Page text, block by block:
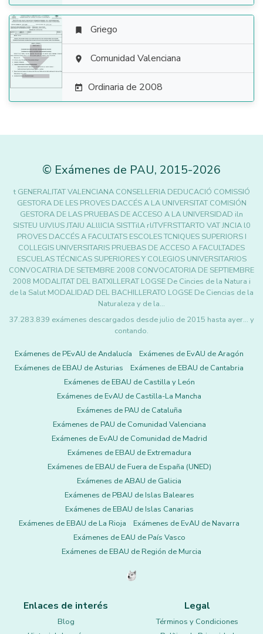

 Griego
 Comunidad Valenciana
 Ordinaria de 2008
© Exámenes de PAU, 2015-2026
t GENERALITAT VALENCIANA CONSELLERIA DEDUCACIÓ COMISSIÓ
GESTORA DE LES PROVES DACCÉS A LA UNIVERSITAT COMISIÓN
GESTORA DE LAS PRUEBAS DE ACCESO A LA UNIVERSIDAD iln
SISTEU UJVlUS JTAIU ALllICIA SISTTilA rlíTVFRSTTARTO VAT JNCIA l0
PROVES DACCÉS A FACULTATS ESCOLES TCNIQUES SUPERIORS I
COLLEGIS UNIVERSITARIS PRUEBAS DE ACCESO A FACULTADES
ESCUELAS TÉCNICAS SUPERIORES Y COLEGIOS UNIVERSITARIOS
CONVOCATRIA DE SETEMBRE 2008 CONVOCATORIA DE SEPTIEMBRE
2008 MODALITAT DEL BATXILLERAT LOGSE De Cincies de la Natura i
de la Salut MODALIDAD DEL BACHILLERATO LOGSE De Ciencias de la
Naturaleza y de la…
37.283.839 exámenes descargados desde julio de 2015 hasta ayer... y
contando.
Exámenes de PEvAU de Andalucía
Exámenes de EvAU de Aragón
Exámenes de EBAU de Asturias
Exámenes de EBAU de Cantabria
Exámenes de EBAU de Castilla y León
Exámenes de EvAU de Castilla-La Mancha
Exámenes de PAU de Cataluña
Exámenes de PAU de Comunidad Valenciana
Exámenes de EvAU de Comunidad de Madrid
Exámenes de EBAU de Extremadura
Exámenes de EBAU de Fuera de España (UNED)
Exámenes de ABAU de Galicia
Exámenes de PBAU de Islas Baleares
Exámenes de EBAU de Islas Canarias
Exámenes de EBAU de La Rioja
Exámenes de EvAU de Navarra
Exámenes de EAU de País Vasco
Exámenes de EBAU de Región de Murcia
Enlaces de interés
Blog
Legal
Términos y Condiciones